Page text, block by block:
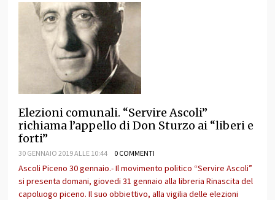
Elezioni comunali. “Servire Ascoli”
richiama l’appello di Don Sturzo ai “liberi e
forti”
30 GENNAIO 2019 ALLE 10:44 0 COMMENTI
Ascoli Piceno 30 gennaio.- Il movimento politico “Servire Ascoli”
si presenta domani, giovedi 31 gennaio alla libreria Rinascita del
capoluogo piceno. Il suo obbiettivo, alla vigilia delle elezioni